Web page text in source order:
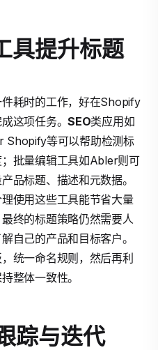
具提升标题
耗时的工作，好在Shopify
这项任务。SEO类应用如
Shopify等可以帮助检测标
批量编辑工具如Abler则可
品标题、描述和元数据。
使用这些工具能节省大量
终的标题策略仍然需要人
自己的产品和目标客户。
统一命名规则，然后再利
整体一致性。
踪与迭代